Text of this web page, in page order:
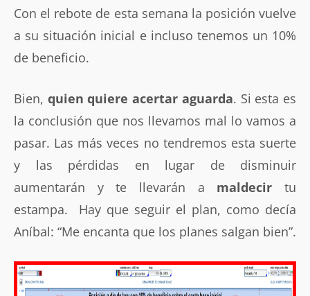
Con el rebote de esta semana la posición vuelve
a su situación inicial e incluso tenemos un 10%
de beneficio.
Bien, quien quiere acertar aguarda. Si esta es
la conclusión que nos llevamos mal lo vamos a
pasar. Las más veces no tendremos esta suerte
y las pérdidas en lugar de disminuir
aumentarán y te llevarán a maldecir tu
estampa. Hay que seguir el plan, como decía
Aníbal: “Me encanta que los planes salgan bien”.